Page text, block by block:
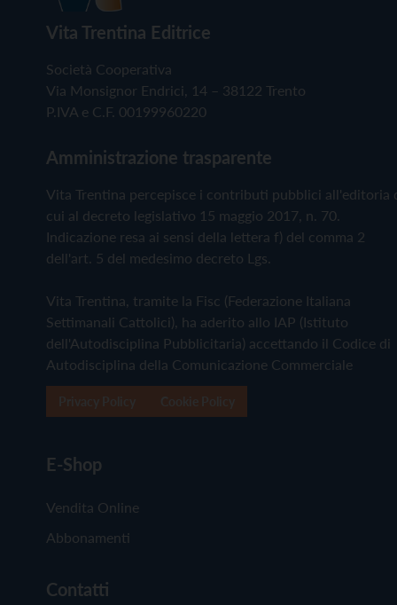
Vita Trentina Editrice
Società Cooperativa
Via Monsignor Endrici, 14 – 38122 Trento
P.IVA e C.F. 00199960220
Amministrazione trasparente
Vita Trentina percepisce i contributi pubblici all'editoria
cui al decreto legislativo 15 maggio 2017, n. 70.
Indicazione resa ai sensi della lettera f) del comma 2
dell'art. 5 del medesimo decreto Lgs.
Vita Trentina, tramite la Fisc (Federazione Italiana
Settimanali Cattolici), ha aderito allo IAP (Istituto
dell'Autodisciplina Pubblicitaria) accettando il Codice di
Autodisciplina della Comunicazione Commerciale
E-Shop
Vendita Online
Abbonamenti
Contatti